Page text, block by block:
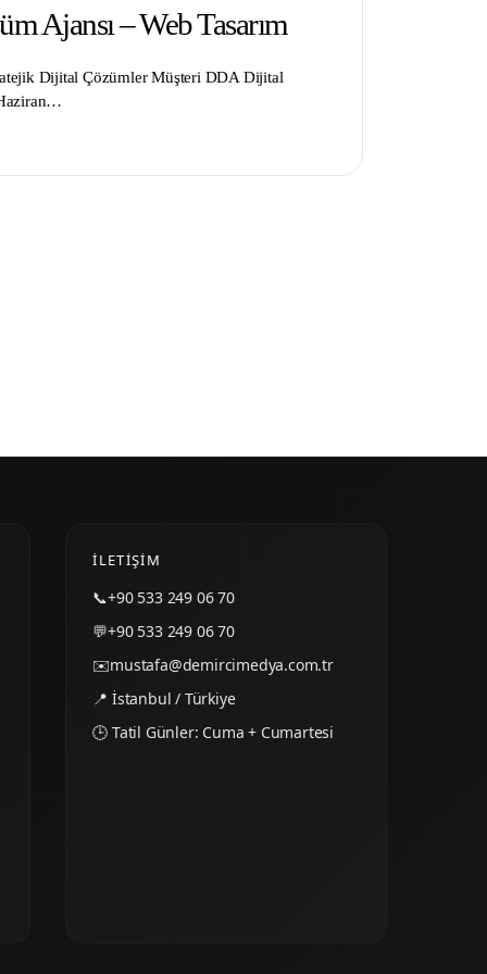
Ajansı – Web Tasarım
Dijital Çözümler Müşteri DDA Dijital
İLETIŞIM
📞+90 533 249 06 70
💬+90 533 249 06 70
✉️mustafa@demircimedya.com.tr
📍 İstanbul / Türkiye
🕒 Tatil Günler: Cuma + Cumartesi